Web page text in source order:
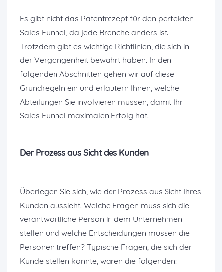
Es gibt nicht das Patentrezept für den perfekten
Sales Funnel, da jede Branche anders ist.
Trotzdem gibt es wichtige Richtlinien, die sich in
der Vergangenheit bewährt haben. In den
folgenden Abschnitten gehen wir auf diese
Grundregeln ein und erläutern Ihnen, welche
Abteilungen Sie involvieren müssen, damit Ihr
Sales Funnel maximalen Erfolg hat.
Der Prozess aus Sicht des Kunden
Überlegen Sie sich, wie der Prozess aus Sicht Ihres
Kunden aussieht. Welche Fragen muss sich die
verantwortliche Person in dem Unternehmen
stellen und welche Entscheidungen müssen die
Personen treffen? Typische Fragen, die sich der
Kunde stellen könnte, wären die folgenden: